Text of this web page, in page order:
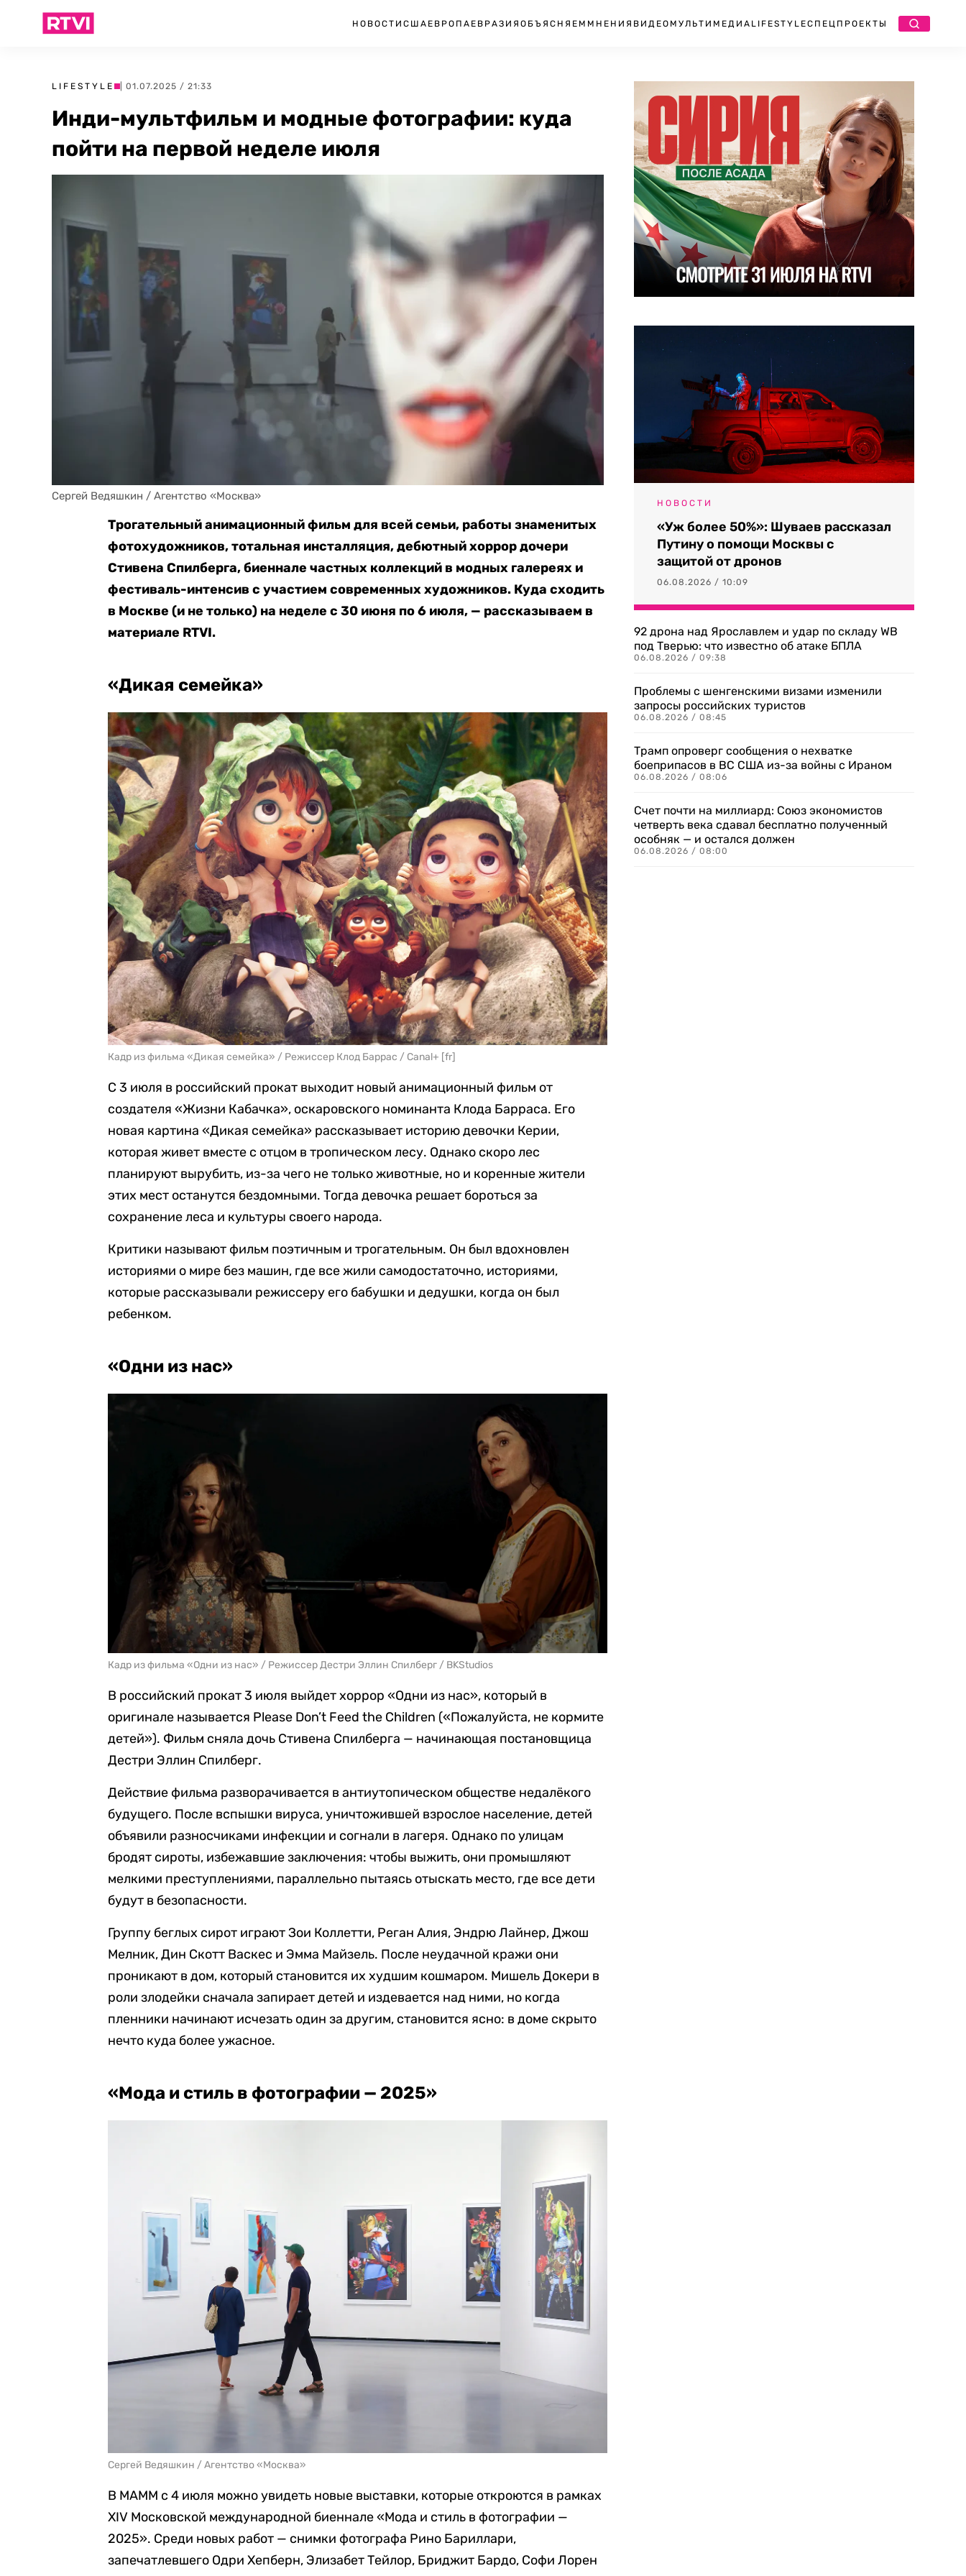
НОВОСТИ США ЕВРОПА ЕВРАЗИЯ ОБЪЯСНЯЕМ МНЕНИЯ ВИДЕО МУЛЬТИМЕДИА LIFESTYLEСПЕЦПРОЕКТЫ
LIFESTYLE | 01.07.2025 / 21:33
Инди-мультфильм и модные фотографии: куда
пойти на первой неделе июля
Сергей Ведяшкин / Агентство «Москва»
Трогательный анимационный фильм для всей семьи, работы знаменитых
фотохудожников, тотальная инсталляция, дебютный хоррор дочери
Стивена Спилберга, биеннале частных коллекций в модных галереях и
фестиваль-интенсив с участием современных художников. Куда сходить
в Москве (и не только) на неделе с 30 июня по 6 июля, — рассказываем в
материале RTVI.
«Дикая семейка»
Кадр из фильма «Дикая семейка» / Режиссер Клод Баррас / Canal+ [fr]
С 3 июля в российский прокат выходит новый анимационный фильм от
создателя «Жизни Кабачка», оскаровского номинанта Клода Барраса. Его
новая картина «Дикая семейка» рассказывает историю девочки Керии,
которая живет вместе с отцом в тропическом лесу. Однако скоро лес
планируют вырубить, из-за чего не только животные, но и коренные жители
этих мест останутся бездомными. Тогда девочка решает бороться за
сохранение леса и культуры своего народа.
Критики называют фильм поэтичным и трогательным. Он был вдохновлен
историями о мире без машин, где все жили самодостаточно, историями,
которые рассказывали режиссеру его бабушки и дедушки, когда он был
ребенком.
«Одни из нас»
Кадр из фильма «Одни из нас» / Режиссер Дестри Эллин Спилберг / BKStudios
В российский прокат 3 июля выйдет хоррор «Одни из нас», который в
оригинале называется Please Don’t Feed the Children («Пожалуйста, не кормите
детей»). Фильм сняла дочь Стивена Спилберга — начинающая постановщица
Дестри Эллин Спилберг.
Действие фильма разворачивается в антиутопическом обществе недалёкого
будущего. После вспышки вируса, уничтожившей взрослое население, детей
объявили разносчиками инфекции и согнали в лагеря. Однако по улицам
бродят сироты, избежавшие заключения: чтобы выжить, они промышляют
мелкими преступлениями, параллельно пытаясь отыскать место, где все дети
будут в безопасности.
Группу беглых сирот играют Зои Коллетти, Реган Алия, Эндрю Лайнер, Джош
Мелник, Дин Скотт Васкес и Эмма Майзель. После неудачной кражи они
проникают в дом, который становится их худшим кошмаром. Мишель Докери в
роли злодейки сначала запирает детей и издевается над ними, но когда
пленники начинают исчезать один за другим, становится ясно: в доме скрыто
нечто куда более ужасное.
«Мода и стиль в фотографии — 2025»
Сергей Ведяшкин / Агентство «Москва»
В МАММ с 4 июля можно увидеть новые выставки, которые откроются в рамках
XIV Московской международной биеннале «Мода и стиль в фотографии —
2025». Среди новых работ — снимки фотографа Рино Бариллари,
запечатлевшего Одри Хепберн, Элизабет Тейлор, Бриджит Бардо, Софи Лорен
НОВОСТИ
«Уж более 50%»: Шуваев рассказал
Путину о помощи Москвы с
защитой от дронов
06.08.2026 / 10:09
92 дрона над Ярославлем и удар по складу WB
под Тверью: что известно об атаке БПЛА
06.08.2026 / 09:38
Проблемы с шенгенскими визами изменили
запросы российских туристов
06.08.2026 / 08:45
Трамп опроверг сообщения о нехватке
боеприпасов в ВС США из-за войны с Ираном
06.08.2026 / 08:06
Счет почти на миллиард: Союз экономистов
четверть века сдавал бесплатно полученный
особняк — и остался должен
06.08.2026 / 08:00